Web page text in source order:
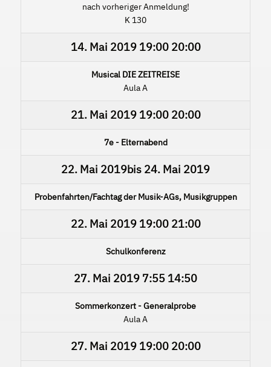
nach vorheriger Anmeldung!
K 130
14. Mai 201919:00 20:00
Musical DIE ZEITREISE
Aula A
21. Mai 201919:00 20:00
7e - Elternabend
22. Mai 2019bis 24. Mai 2019
Probenfahrten/Fachtag der Musik-AGs, Musikgruppen
22. Mai 201919:00 21:00
Schulkonferenz
27. Mai 2019 7:55 14:50
Sommerkonzert - Generalprobe
Aula A
27. Mai 201919:00 20:00